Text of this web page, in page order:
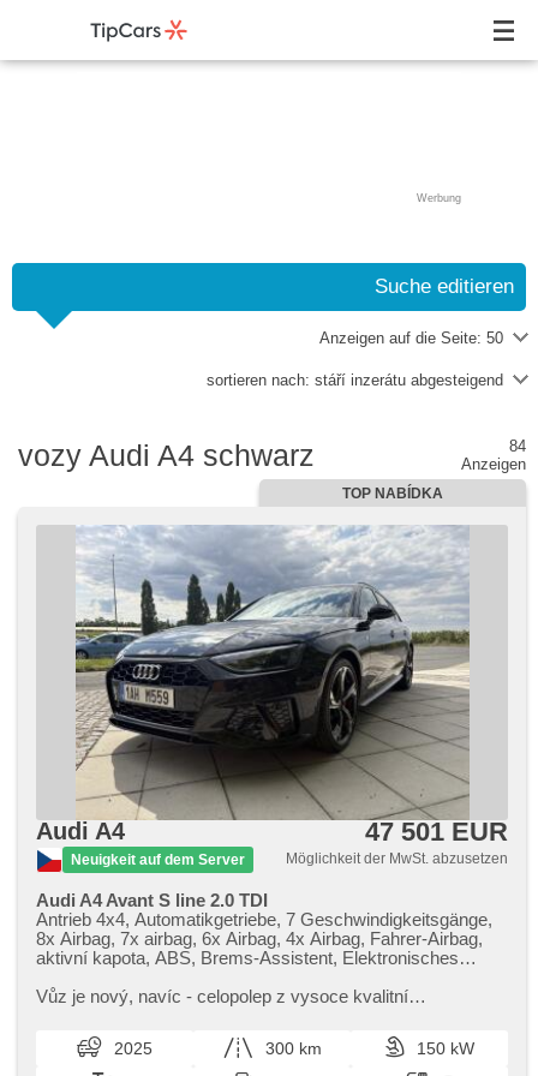
Werbung
Suche editieren
Anzeigen auf die Seite: 50
sortieren nach: stáří inzerátu abgesteigend
vozy Audi A4 schwarz
84
Anzeigen
TOP NABÍDKA
Audi A4
Neuigkeit auf dem Server
47 501 EUR
Möglichkeit der MwSt. abzusetzen
Audi A4 Avant S line 2.0 TDI
Antrieb 4x4, Automatikgetriebe, 7 Geschwindigkeitsgänge,
8x Airbag, 7x airbag, 6x Airbag, 4x Airbag, Fahrer-Airbag,
aktivní kapota, ABS, Brems-Assistent, Elektronisches
Notbremsung (PEBS), Geschwindigkeitsregelung von der
rychlostního limitu (SLIF), Uhr Spur, Blind Spot Anzeige,
asistent jízdy v koloně, asistent změny jízdního pruhu,
Vůz je nový,​ navíc ​- celopolep z vysoce kvalitní
vana do kufru,​ součás...
2025 300 km
150 kW